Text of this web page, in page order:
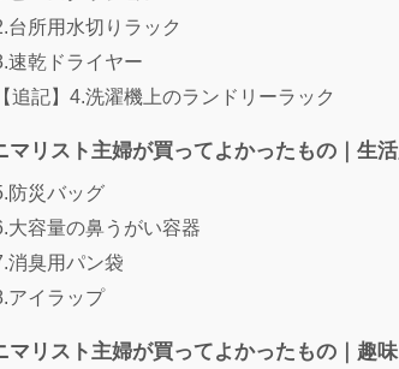
台所用水切りラック
速乾ドライヤー
【追記】4.洗濯機上のランドリーラック
マリスト主婦が買ってよかったもの｜生
防災バッグ
大容量の鼻うがい容器
消臭用パン袋
アイラップ
マリスト主婦が買ってよかったもの｜趣